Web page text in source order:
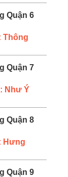
Quận 6
Thông
Quận 7
Như Ý
Quận 8
Hưng
Quận 9